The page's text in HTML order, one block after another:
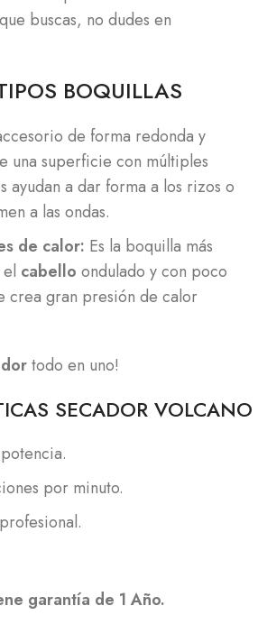
buscas, no dudes en
BOQUILLAS
de forma redonda y
una superficie con múltiples
ayudan a dar forma a los rizos o
a las ondas.
de calor: Es la boquilla más
cabello ondulado y con poco
crea gran presión de calor
todo en uno!
SECADOR VOLCANO
por minuto.
garantía de 1 Año.